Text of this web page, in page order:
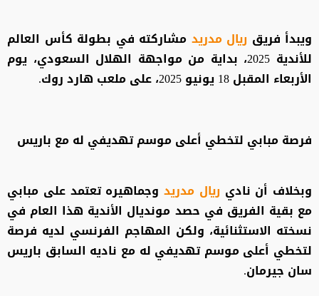
ويبدأ فريق ريال مدريد مشاركته في بطولة كأس العالم
للأندية 2025، بداية من مواجهة الهلال السعودي، يوم
الأربعاء المقبل 18 يونيو 2025، على ملعب هارد روك.
فرصة مبابي لتخطي أعلى موسم تهديفي له مع باريس
وبخلاف أن نادي ريال مدريد وجماهيره تعتمد على مبابي
مع بقية الفريق في حصد مونديال الأندية هذا العام في
نسخته الاستثنائية، ولكن المهاجم الفرنسي لديه فرصة
لتخطي أعلى موسم تهديفي له مع ناديه السابق باريس
سان جيرمان.